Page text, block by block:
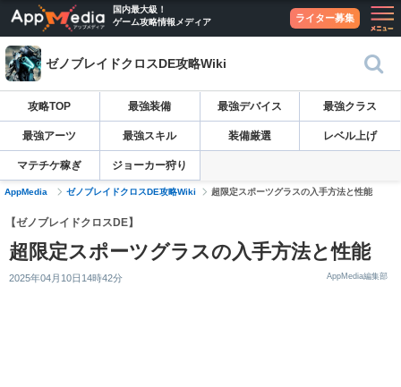
国内最大級！
ゲーム攻略情報メディア
ライター募集
ゼノブレイドクロスDE攻略Wiki
攻略TOP 最強装備 最強デバイス 最強クラス
最強アーツ 最強スキル 装備厳選 レベル上げ
マテチケ稼ぎ ジョーカー狩り
AppMedia ゼノブレイドクロスDE攻略Wiki 超限定スポーツグラスの入手方法と性能
【ゼノブレイドクロスDE】
超限定スポーツグラスの入手方法と性能
2025年04月10日14時42分 AppMedia編集部